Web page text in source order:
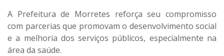
A Prefeitura de Morretes reforça seu compromisso
com parcerias que promovam o desenvolvimento social
e a melhoria dos serviços públicos, especialmente na
área da saúde.